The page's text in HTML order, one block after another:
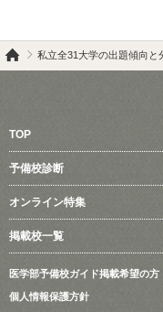
私立全31大学の出題傾向と
TOP
予備校診断
オンライン特集
掲載校一覧
医学部予備校ガイド掲載希望の方
個人情報保護方針